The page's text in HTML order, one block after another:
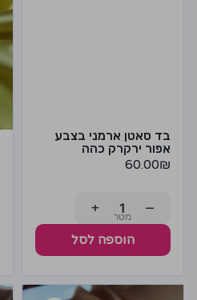
בד סאטן ארמני בצבע
אפור ירקרק כהה
60.00₪
−
+
הוספה לסל